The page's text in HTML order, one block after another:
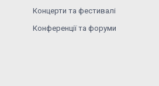
Концерти та фестивалі
Конференції та форуми